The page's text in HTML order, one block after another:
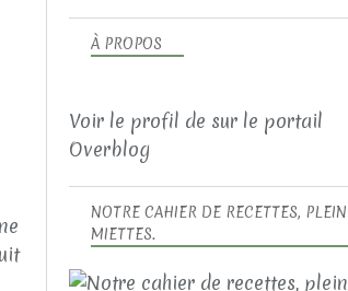
NOTRE CAHIER DE RECETTES,
MIETTES.
À PROPOS
Voir le profil de sur le portail
Overblog